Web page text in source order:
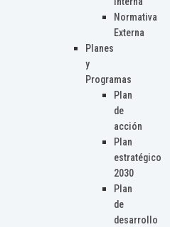
Normativa
Externa
Planes
y
Programas
Plan
de
acción
Plan
estratégico
2030
Plan
de
desarrollo